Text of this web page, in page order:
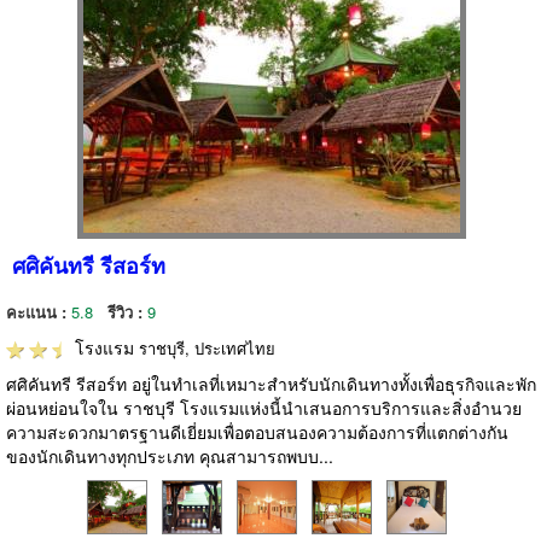
ศศิคันทรี รีสอร์ท
คะแนน : 5.8 รีวิว : 9
โรงแรม ราชบุรี, ประเทศไทย
ศศิคันทรี รีสอร์ท อยู่ในทำเลที่เหมาะสำหรับนักเดินทางทั้งเพื่อธุรกิจและพัก
ผ่อนหย่อนใจใน ราชบุรี โรงแรมแห่งนี้นำเสนอการบริการและสิ่งอำนวย
ความสะดวกมาตรฐานดีเยี่ยมเพื่อตอบสนองความต้องการที่แตกต่างกัน
ของนักเดินทางทุกประเภท คุณสามารถพบบ...